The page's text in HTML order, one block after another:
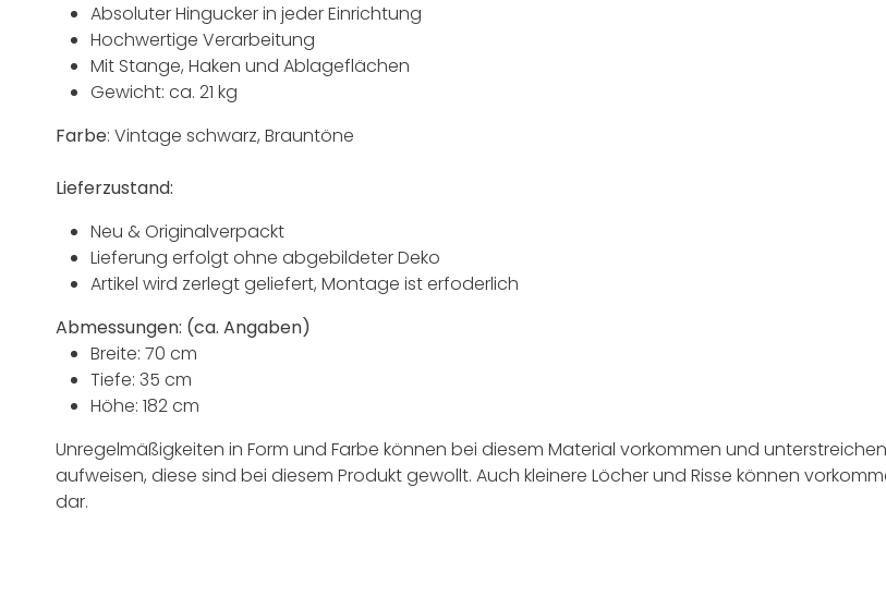
Absoluter Hingucker in jeder Einrichtung
Hochwertige Verarbeitung
Mit Stange, Haken und Ablageflächen
Gewicht: ca. 21 kg
Farbe: Vintage schwarz, Brauntöne
Lieferzustand:
Neu & Originalverpackt
Lieferung erfolgt ohne abgebildeter Deko
Artikel wird zerlegt geliefert, Montage ist erfoderlich
Abmessungen: (ca. Angaben)
Breite: 70 cm
Tiefe: 35 cm
Höhe: 182 cm
Unregelmäßigkeiten in Form und Farbe können bei diesem Material vorkommen und
aufweisen, diese sind bei diesem Produkt gewollt. Auch kleinere Löcher und Risse können
dar.